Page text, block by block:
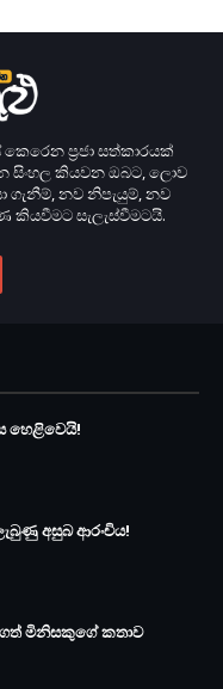
ප‍්‍රජා සත්කාරයක්
සිංහල කියවන ඔබට, ලොව
නව නිපැයුම්, නව
කියවීමට සැලැස්වීමටයි.
හෙළිවෙයි!
අසුබ ආරංචිය!
මිනිසකුගේ කතාව